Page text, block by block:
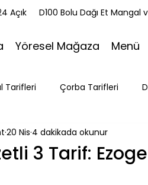
Açık D100 Bolu Dağı Et Mangal
Yöresel Mağaza Menü
Tarifleri Çorba Tarifleri
Tatlı Tarifleri
3 Tarif:
20 Nis 4 dakikada okunur